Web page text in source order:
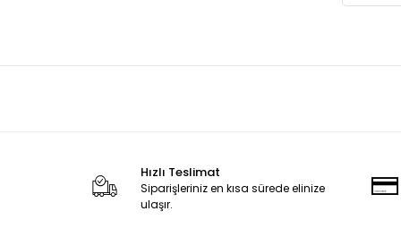
Hızlı Teslimat
Siparişleriniz en kısa sürede elinize
ulaşır.